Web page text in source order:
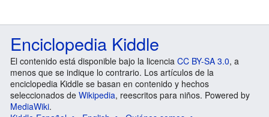
Enciclopedia Kiddle
El contenido está disponible bajo la licencia CC BY-SA 3.0, a
menos que se indique lo contrario. Los artículos de la
enciclopedia Kiddle se basan en contenido y hechos
seleccionados de Wikipedia, reescritos para niños. Powered by
MediaWiki.